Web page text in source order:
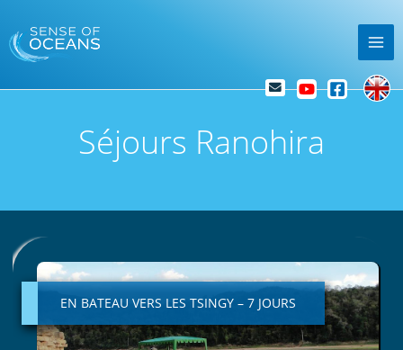
content
Séjours Ranohira
EN BATEAU VERS LES TSINGY – 7 JOURS
BATEAU
VERS
TSINGY